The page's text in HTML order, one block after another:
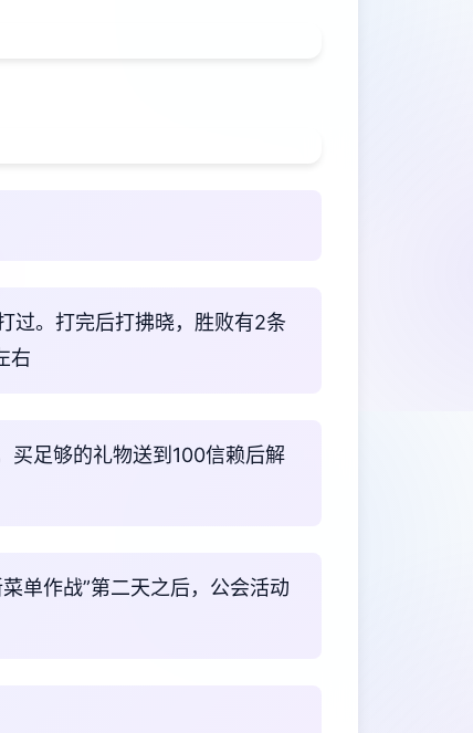
过。打完后打拂晓，胜败有2条
右
买足够的礼物送到100信赖后解
单作战”第二天之后，公会活动